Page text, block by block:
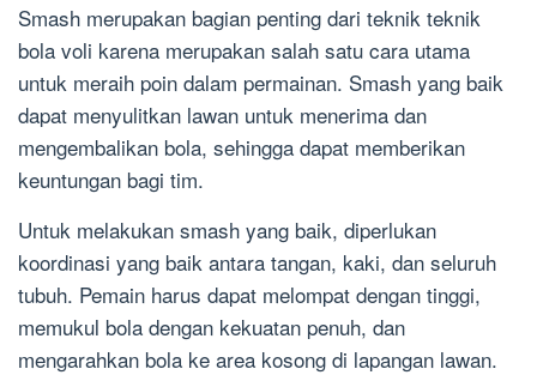
Smash merupakan bagian penting dari teknik teknik
bola voli karena merupakan salah satu cara utama
untuk meraih poin dalam permainan. Smash yang baik
dapat menyulitkan lawan untuk menerima dan
mengembalikan bola, sehingga dapat memberikan
keuntungan bagi tim.
Untuk melakukan smash yang baik, diperlukan
koordinasi yang baik antara tangan, kaki, dan seluruh
tubuh. Pemain harus dapat melompat dengan tinggi,
memukul bola dengan kekuatan penuh, dan
mengarahkan bola ke area kosong di lapangan lawan.